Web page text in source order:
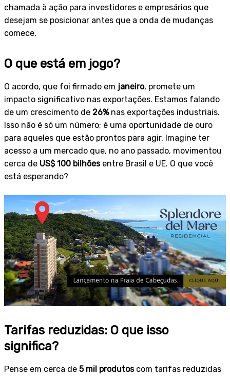
chamada à ação para investidores e empresários que
desejam se posicionar antes que a onda de mudanças
comece.
O que está em jogo?
O acordo, que foi firmado em janeiro, promete um
impacto significativo nas exportações. Estamos falando
de um crescimento de 26%nas exportações industriais.
Isso não é só um número; é uma oportunidade de ouro
para aqueles que estão prontos para agir. Imagine ter
acesso a um mercado que, no ano passado, movimentou
cerca de US$ 100 bilhõesentre Brasil e UE. O que você
está esperando?
Tarifas reduzidas: O que isso
significa?
Pense em cerca de 5 mil produtoscom tarifas reduzidas